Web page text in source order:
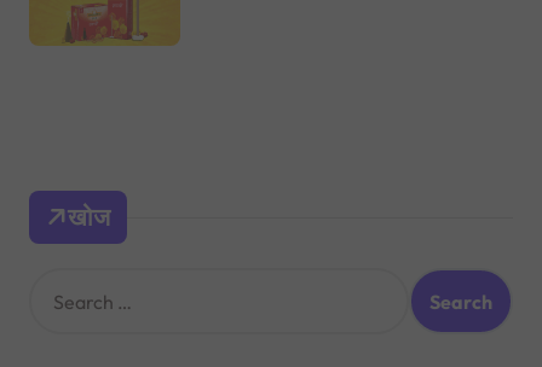
खोज